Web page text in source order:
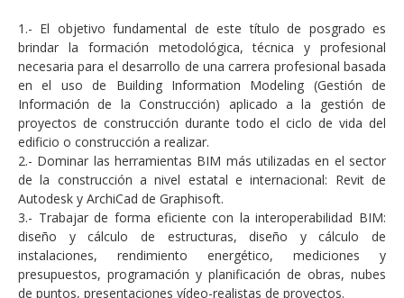
1.- El objetivo fundamental de este título de posgrado es
brindar la formación metodológica, técnica y profesional
necesaria para el desarrollo de una carrera profesional basada
en el uso de Building Information Modeling (Gestión de
Información de la Construcción) aplicado a la gestión de
proyectos de construcción durante todo el ciclo de vida del
edificio o construcción a realizar.
2.- Dominar las herramientas BIM más utilizadas en el sector
de la construcción a nivel estatal e internacional: Revit de
Autodesk y ArchiCad de Graphisoft.
3.- Trabajar de forma eficiente con la interoperabilidad BIM:
diseño y cálculo de estructuras, diseño y cálculo de
instalaciones, rendimiento energético, mediciones y
presupuestos, programación y planificación de obras, nubes
de puntos, presentaciones vídeo-realistas de proyectos.